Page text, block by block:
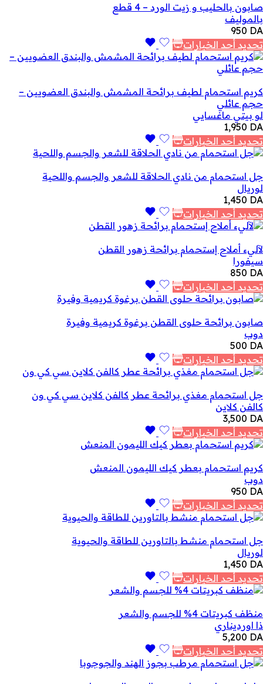
صابون بالحليب و زيت الورد – 4 قطع
بالموليف
950 DA
تحديد أحد الخيارات
كريم استحمام لطيف برائحة المشمش والبندق العضويين –
حجم عائلي
لو بيتي ماغسايي
1,950 DA
تحديد أحد الخيارات
جل استحمام من نادي الحلاقة للشعر والجسم واللحية
لوريال
1,450 DA
تحديد أحد الخيارات
لآليء أملاح إستحمام برائحة زهور القطن
سيفورا
850 DA
تحديد أحد الخيارات
صابون برائحة حلوى القطن برغوة كريمية وفيرة
دوب
500 DA
تحديد أحد الخيارات
جل استحمام مغذي برائحة عطر كالفن كلاين سي كي ون
كالفن كلاين
3,500 DA
تحديد أحد الخيارات
كريم استحمام بعطر كيك الليمون المنعش
دوب
950 DA
تحديد أحد الخيارات
جل استحمام منشط بالتاورين للطاقة والحيوية
لوريال
1,450 DA
تحديد أحد الخيارات
منظف ​​كبريتات 4% للجسم والشعر
ذا اورديناري
5,200 DA
تحديد أحد الخيارات